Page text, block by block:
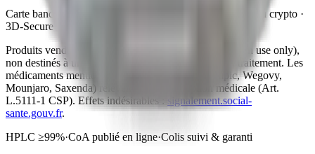
Carte bancaire, Apple Pay, Google Pay, virement SEPA ou crypto ·
3D-Secure · données bancaires non collectées sur ce site
Produits vendus comme peptides de recherche (research use only),
non destinés à un usage humain, au diagnostic ni au traitement. Les
médicaments mentionnés à titre informatif (Ozempic, Wegovy,
Mounjaro, Saxenda) relèvent de la prescription médicale (Art.
L.5111-1 CSP). Effets indésirables :
signalement.social-
sante.gouv.fr.
HPLC ≥99%·CoA publié en ligne·Colis suivi & garanti